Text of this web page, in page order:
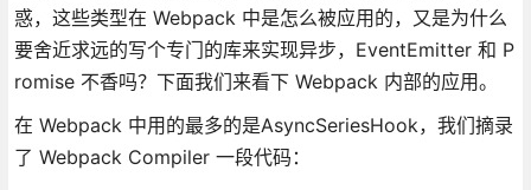
惑，这些类型在 Webpack 中是怎么被应用的，又是为什么
要舍近求远的写个专门的库来实现异步，EventEmitter 和 P
romise 不香吗？下面我们来看下 Webpack 内部的应用。
在 Webpack 中用的最多的是AsyncSeriesHook，我们摘录
了 Webpack Compiler 一段代码：